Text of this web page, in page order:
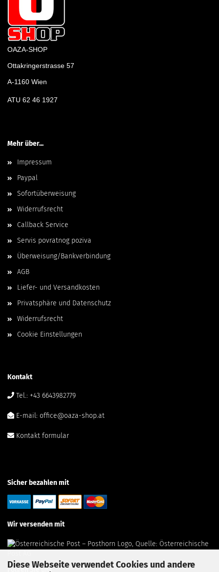
Diese Webseite verwendet Cookies und andere
OAZA-SHOP
Ottakringerstrasse 57
A-1160 Wien
ATU 62 46 1927
Mehr über...
Impressum
Paypal
Sofortüberweisung
Widerrufsrecht
Callback Service
Servis povratnog poziva
Überweisung/Bankverbindung
AGB
Liefer- und Versandkosten
Privatsphäre und Datenschutz
Widerrufsrecht
Cookie Einstellungen
Kontakt
Tel.: +43 6643982779
E-mail: office@oaza-shop.at
Kontakt formular
Sicher bezahlen mit
Wir versenden mit
Folgen Sie uns